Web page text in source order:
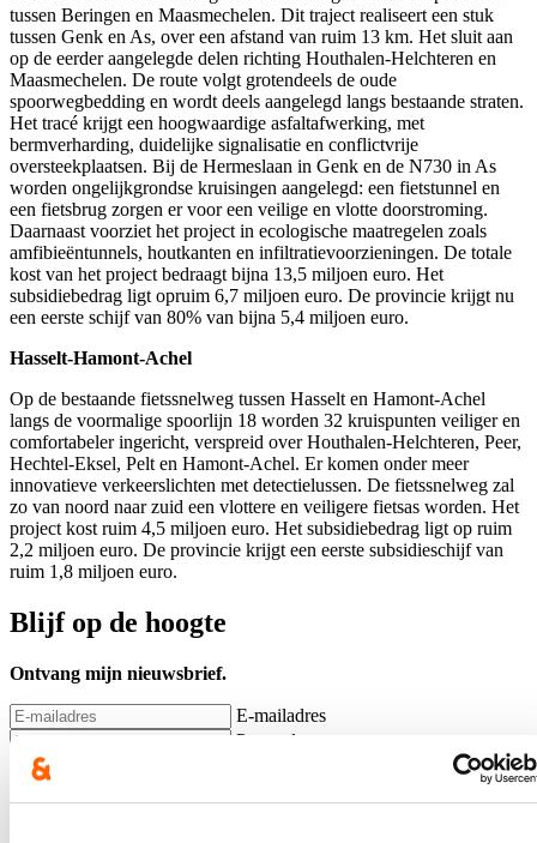
tussen Beringen en Maasmechelen. Dit traject realiseert een stuk
tussen Genk en As, over een afstand van ruim 13 km. Het sluit aan
op de eerder aangelegde delen richting Houthalen-Helchteren en
Maasmechelen. De route volgt grotendeels de oude
spoorwegbedding en wordt deels aangelegd langs bestaande straten.
Het tracé krijgt een hoogwaardige asfaltafwerking, met
bermverharding, duidelijke signalisatie en conflictvrije
oversteekplaatsen. Bij de Hermeslaan in Genk en de N730 in As
worden ongelijkgrondse kruisingen aangelegd: een fietstunnel en
een fietsbrug zorgen er voor een veilige en vlotte doorstroming.
Daarnaast voorziet het project in ecologische maatregelen zoals
amfibieëntunnels, houtkanten en infiltratievoorzieningen. De totale
kost van het project bedraagt bijna 13,5 miljoen euro. Het
subsidiebedrag ligt opruim 6,7 miljoen euro. De provincie krijgt nu
een eerste schijf van 80% van bijna 5,4 miljoen euro.
Hasselt-Hamont-Achel
Op de bestaande fietssnelweg tussen Hasselt en Hamont-Achel
langs de voormalige spoorlijn 18 worden 32 kruispunten veiliger en
comfortabeler ingericht, verspreid over Houthalen-Helchteren, Peer,
Hechtel-Eksel, Pelt en Hamont-Achel. Er komen onder meer
innovatieve verkeerslichten met detectielussen. De fietssnelweg zal
zo van noord naar zuid een vlottere en veiligere fietsas worden. Het
project kost ruim 4,5 miljoen euro. Het subsidiebedrag ligt op ruim
2,2 miljoen euro. De provincie krijgt een eerste subsidieschijf van
ruim 1,8 miljoen euro.
Blijf op de hoogte
Ontvang mijn nieuwsbrief.
E-mailadres
Postcode
Ja, ik wens de nieuwsbrief van Hilde Crevits te ontvangen op